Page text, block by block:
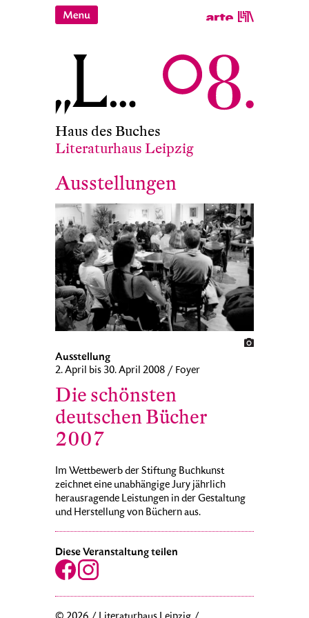
Haus des Buches
Literaturhaus Leipzig
Ausstellungen
Ausstellung
2. April bis 30. April 2008 / Foyer
Die schönsten
deutschen Bücher
2007
Im Wettbewerb der Stiftung Buchkunst
zeichnet eine unabhängige Jury jährlich
herausragende Leistungen in der Gestaltung
und Herstellung von Büchern aus.
Diese Veranstaltung teilen